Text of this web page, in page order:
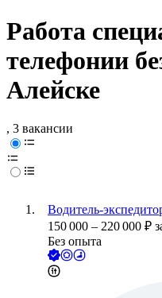
Работа
телефонии
Алейске
, 3 вакансии
Водитель-
150 000 – 220 000 ₽
Без опыта